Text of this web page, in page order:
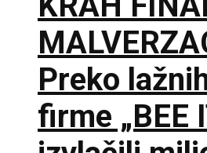
Preko
firme „BEE